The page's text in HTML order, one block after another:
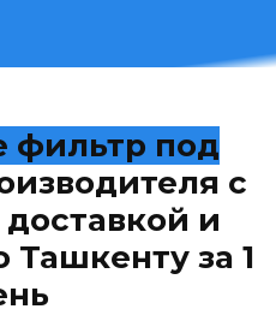
фильтр под
с
и
Ташкенту за 1